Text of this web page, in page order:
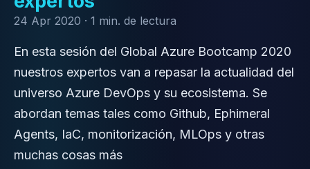
24 Apr 2020 · 1 min. de lectura
En esta sesión del Global Azure Bootcamp 2020
nuestros expertos van a repasar la actualidad del
universo Azure DevOps y su ecosistema. Se
abordan temas tales como Github, Ephimeral
Agents, IaC, monitorización, MLOps y otras
muchas cosas más